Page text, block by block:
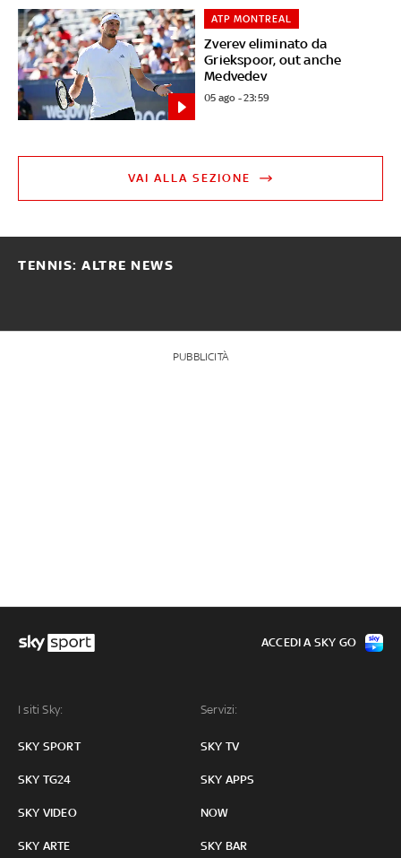
Zverev eliminato da
Griekspoor, out anche
Medvedev
ATP MONTREAL
05 ago - 23:59
VAI ALLA SEZIONE
TENNIS: ALTRE NEWS
PUBBLICITÀ
I siti Sky:
SKY SPORT
SKY TG24
SKY VIDEO
SKY ARTE
Servizi:
SKY TV
SKY APPS
NOW
SKY BAR
ACCEDI A SKY GO